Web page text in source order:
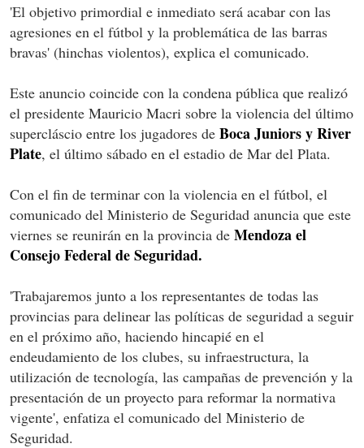
'El objetivo primordial e inmediato será acabar con las
agresiones en el fútbol y la problemática de las barras
bravas' (hinchas violentos), explica el comunicado.
Este anuncio coincide con la condena pública que realizó
el presidente Mauricio Macri sobre la violencia del último
supercláscio entre los jugadores de Boca Juniors y River
Plate, el último sábado en el estadio de Mar del Plata.
Con el fin de terminar con la violencia en el fútbol, el
comunicado del Ministerio de Seguridad anuncia que este
viernes se reunirán en la provincia de Mendoza el
Consejo Federal de Seguridad.
'Trabajaremos junto a los representantes de todas las
provincias para delinear las políticas de seguridad a seguir
en el próximo año, haciendo hincapié en el
endeudamiento de los clubes, su infraestructura, la
utilización de tecnología, las campañas de prevención y la
presentación de un proyecto para reformar la normativa
vigente', enfatiza el comunicado del Ministerio de
Seguridad.